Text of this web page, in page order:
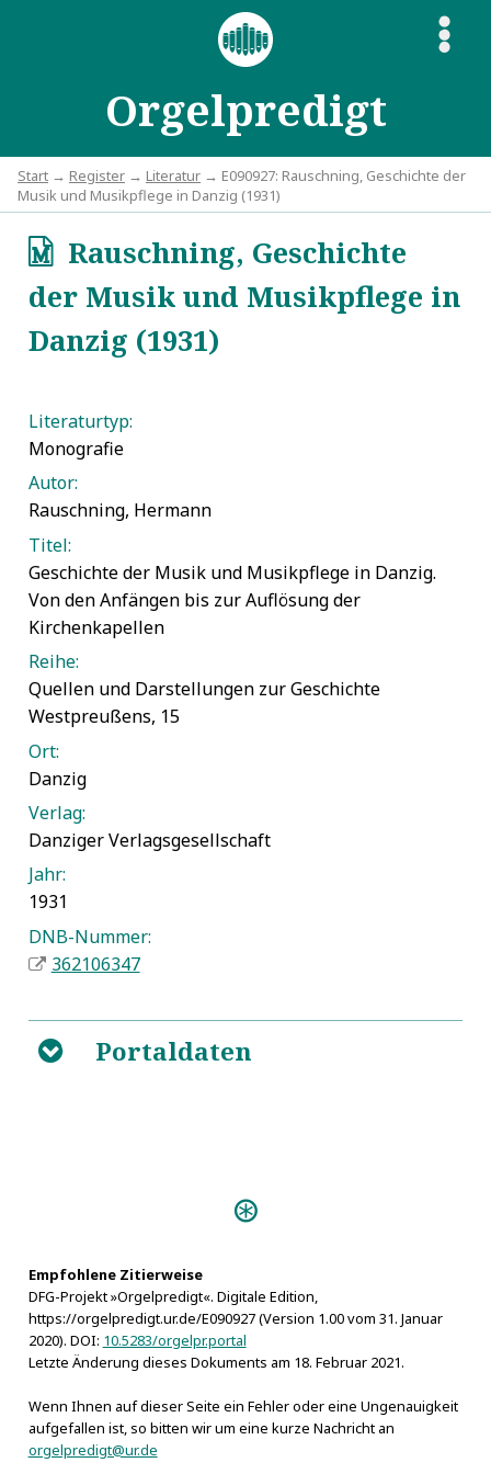
Orgelpredigt
S
Start → Register → Literatur → E090927: Rauschning, Geschichte der
Musik und Musikpflege in Danzig (1931)
qRauschning, Geschichte
der Musik und Musikpflege in
Danzig (1931)
Literaturtyp:
Monografie
Autor:
Rauschning, Hermann
Titel:
Geschichte der Musik und Musikpflege in Danzig.
Von den Anfängen bis zur Auflösung der
Kirchenkapellen
Reihe:
Quellen und Darstellungen zur Geschichte
Westpreußens, 15
Ort:
Danzig
Verlag:
Danziger Verlagsgesellschaft
Jahr:
1931
DNB-Nummer:
362106347
B Portaldaten
Die Billige Orgel-Freude (Danzig
Christliche Orgel-Predigt (Danzig
s.a.)
Personen:
Elend, Nathan Reinhard
Empfohlene Zitierweise
DFG-Projekt »Orgelpredigt«. Digitale Edition,
https://orgelpredigt.ur.de/E090927 (Version 1.00 vom 31. Januar
2020). DOI: 10.5283/orgelpr.portal
Letzte Änderung dieses Dokuments am 18. Februar 2021.
Wenn Ihnen auf dieser Seite ein Fehler oder eine Ungenauigkeit
aufgefallen ist, so bitten wir um eine kurze Nachricht an
orgelpredigt@ur.de